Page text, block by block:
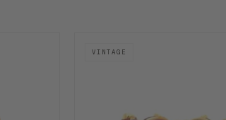
VINTAGE